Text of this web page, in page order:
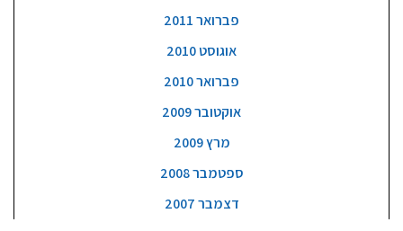
פברואר 2011
אוגוסט 2010
פברואר 2010
אוקטובר 2009
מרץ 2009
ספטמבר 2008
דצמבר 2007